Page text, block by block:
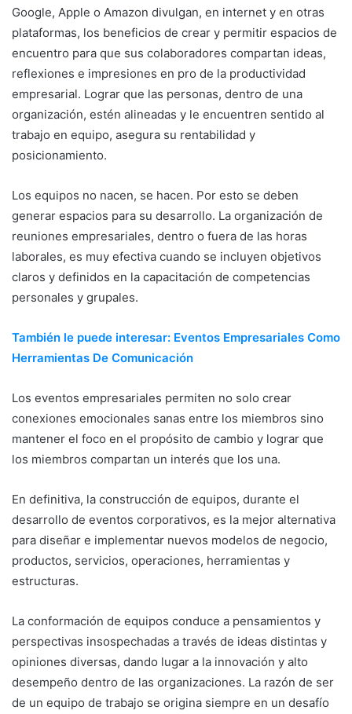
Google, Apple o Amazon divulgan, en internet y en otras
plataformas, los beneficios de crear y permitir espacios de
encuentro para que sus colaboradores compartan ideas,
reflexiones e impresiones en pro de la productividad
empresarial. Lograr que las personas, dentro de una
organización, estén alineadas y le encuentren sentido al
trabajo en equipo, asegura su rentabilidad y
posicionamiento.
Los equipos no nacen, se hacen. Por esto se deben
generar espacios para su desarrollo. La organización de
reuniones empresariales, dentro o fuera de las horas
laborales, es muy efectiva cuando se incluyen objetivos
claros y definidos en la capacitación de competencias
personales y grupales.
También le puede interesar: Eventos Empresariales Como
Herramientas De Comunicación
Los eventos empresariales permiten no solo crear
conexiones emocionales sanas entre los miembros sino
mantener el foco en el propósito de cambio y lograr que
los miembros compartan un interés que los una.
En definitiva, la construcción de equipos, durante el
desarrollo de eventos corporativos, es la mejor alternativa
para diseñar e implementar nuevos modelos de negocio,
productos, servicios, operaciones, herramientas y
estructuras.
La conformación de equipos conduce a pensamientos y
perspectivas insospechadas a través de ideas distintas y
opiniones diversas, dando lugar a la innovación y alto
desempeño dentro de las organizaciones. La razón de ser
de un equipo de trabajo se origina siempre en un desafío